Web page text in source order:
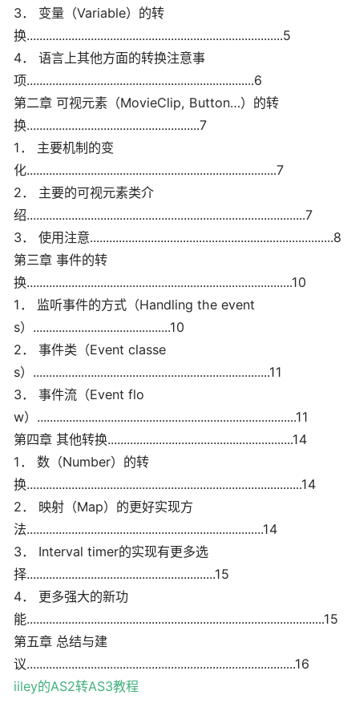
3． 变量（Variable）的转
换................................................................................5
4． 语言上其他方面的转换注意事
项.......................................................................6
第二章 可视元素（MovieClip, Button…）的转
换......................................................7
1． 主要机制的变
化..............................................................................7
2． 主要的可视元素类介
绍.......................................................................................7
3． 使用注意............................................................................8
第三章 事件的转
换...................................................................................10
1． 监听事件的方式（Handling the event
s）...........................................10
2． 事件类（Event classe
s）..........................................................................11
3． 事件流（Event flo
w）.................................................................................11
第四章 其他转换..........................................................14
1． 数（Number）的转
换......................................................................................14
2． 映射（Map）的更好实现方
法..........................................................................14
3． Interval timer的实现有更多选
择...........................................................15
4． 更多强大的新功
能.............................................................................................15
第五章 总结与建
议....................................................................................16
iiley的AS2转AS3教程